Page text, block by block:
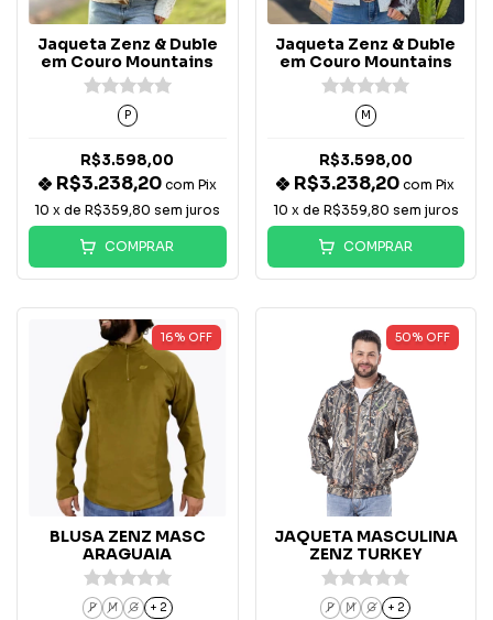
Jaqueta Zenz & Duble
em Couro Mountains
P
R$3.598,00
R$3.238,20 com Pix
10 x deR$359,80 sem juros
COMPRAR
Jaqueta Zenz & Duble
em Couro Mountains
M
R$3.598,00
R$3.238,20com Pix
10 x de R$359,80 sem juros
COMPRAR
16% OFF
BLUSA ZENZ MASC
ARAGUAIA
P M G + 2
50% OFF
JAQUETA MASCULINA
ZENZ TURKEY
P M G + 2